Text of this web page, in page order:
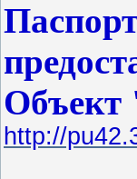
Объект
http://